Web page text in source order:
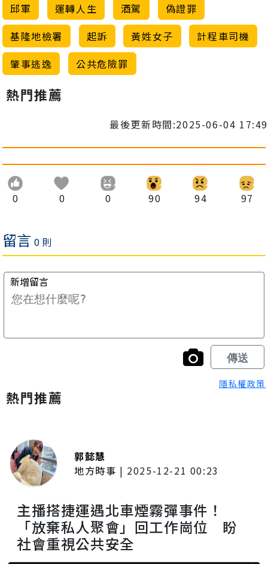
邱軍 運轉人生 酒駕
偽證罪
基隆地檢署
起訴 黃姓女子
計程車司機
肇事逃逸
公共危險罪
熱門推薦
最後更新時間:2025-06-04 17:49
0 0 0 90 94 97
隱私權政策
熱門推薦
郭懿慧
地方時事 | 2025-12-21 00:23
主播搭捷運遇北車煙霧彈事件！
「放棄私人聚會」回工作崗位 盼
社會重視公共安全